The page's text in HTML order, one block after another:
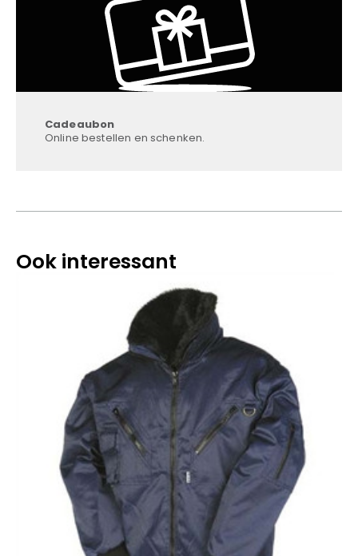
Cadeaubon
Online bestellen en schenken.
Ook interessant